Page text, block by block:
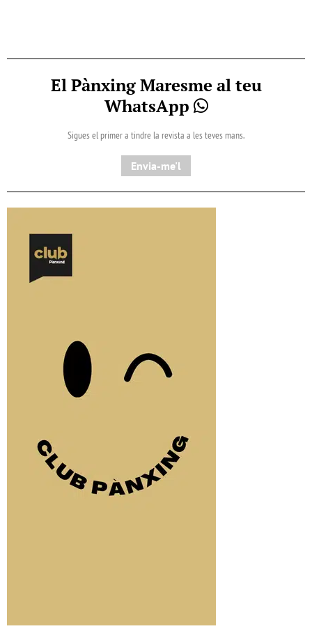
El Pànxing Maresme al teu
WhatsApp
Sigues el primer a tindre la revista a les teves mans.
Envia-me'l